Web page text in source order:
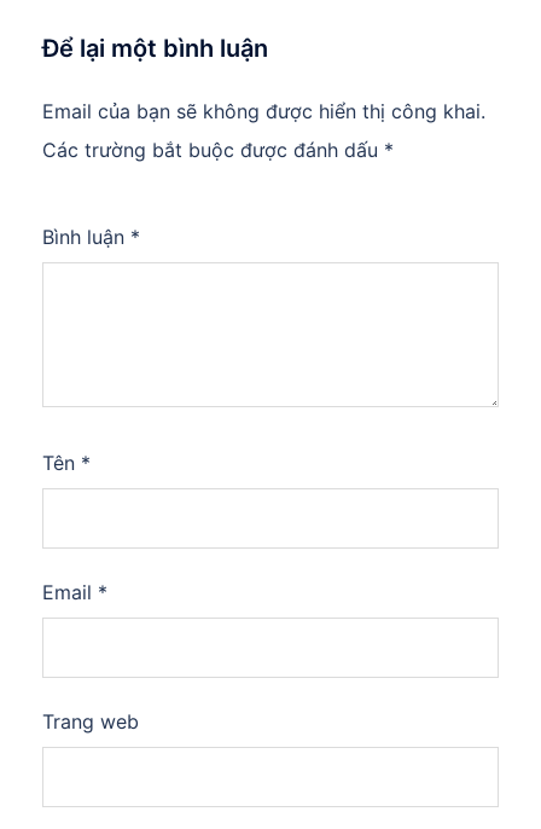
Để lại một bình luận
Email của bạn sẽ không được hiển thị công khai.
Các trường bắt buộc được đánh dấu *
Bình luận *
Tên *
Email *
Trang web